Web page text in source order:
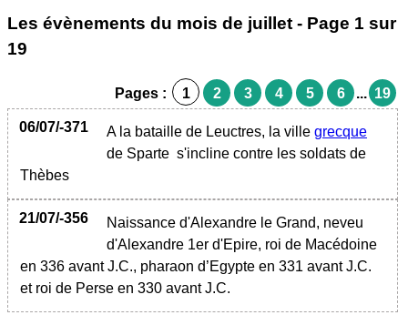
Les évènements du mois de juillet - Page 1 sur
19
Pages : 1 2 3 4 5 6 ... 19
06/07/-371 A la bataille de Leuctres, la ville grecque
de Sparte s'incline contre les soldats de
Thèbes
21/07/-356
Naissance d'Alexandre le Grand, neveu
d'Alexandre 1er d'Epire, roi de Macédoine
en 336 avant J.C., pharaon d’Egypte en 331 avant J.C.
et roi de Perse en 330 avant J.C.